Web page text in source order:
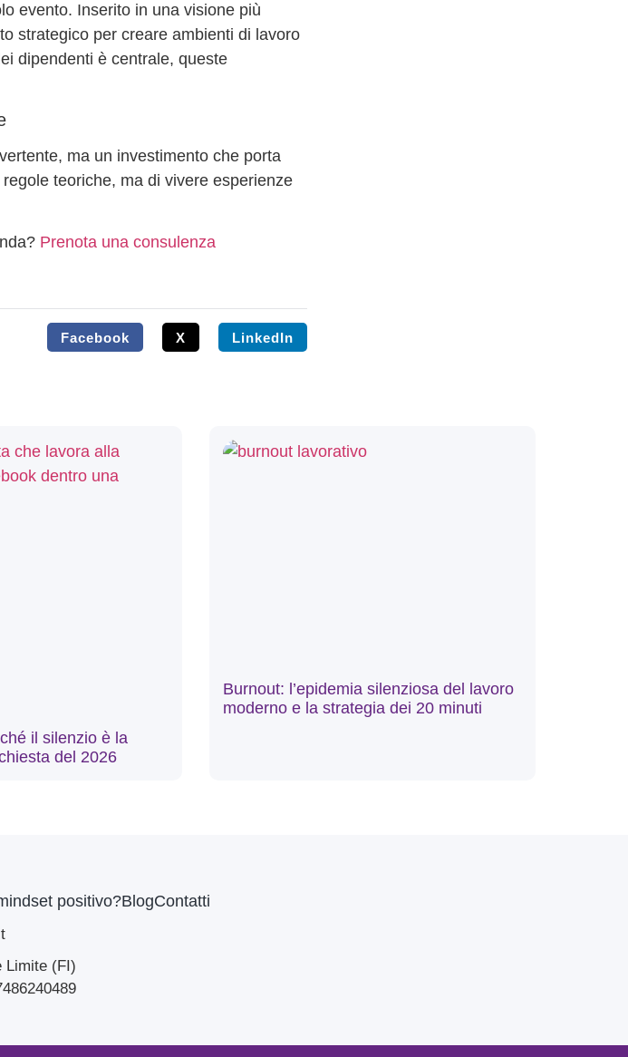
evento. Inserito in una visione più
strategico per creare ambienti di lavoro
dipendenti è centrale, queste
ma un investimento che porta
teoriche, ma di vivere esperienze
Prenota una consulenza
Facebook X LinkedIn
il silenzio è la
del 2026
Burnout: l’epidemia silenziosa del lavoro
moderno e la strategia dei 20 minuti
positivo?BlogContatti
Limite (FI)